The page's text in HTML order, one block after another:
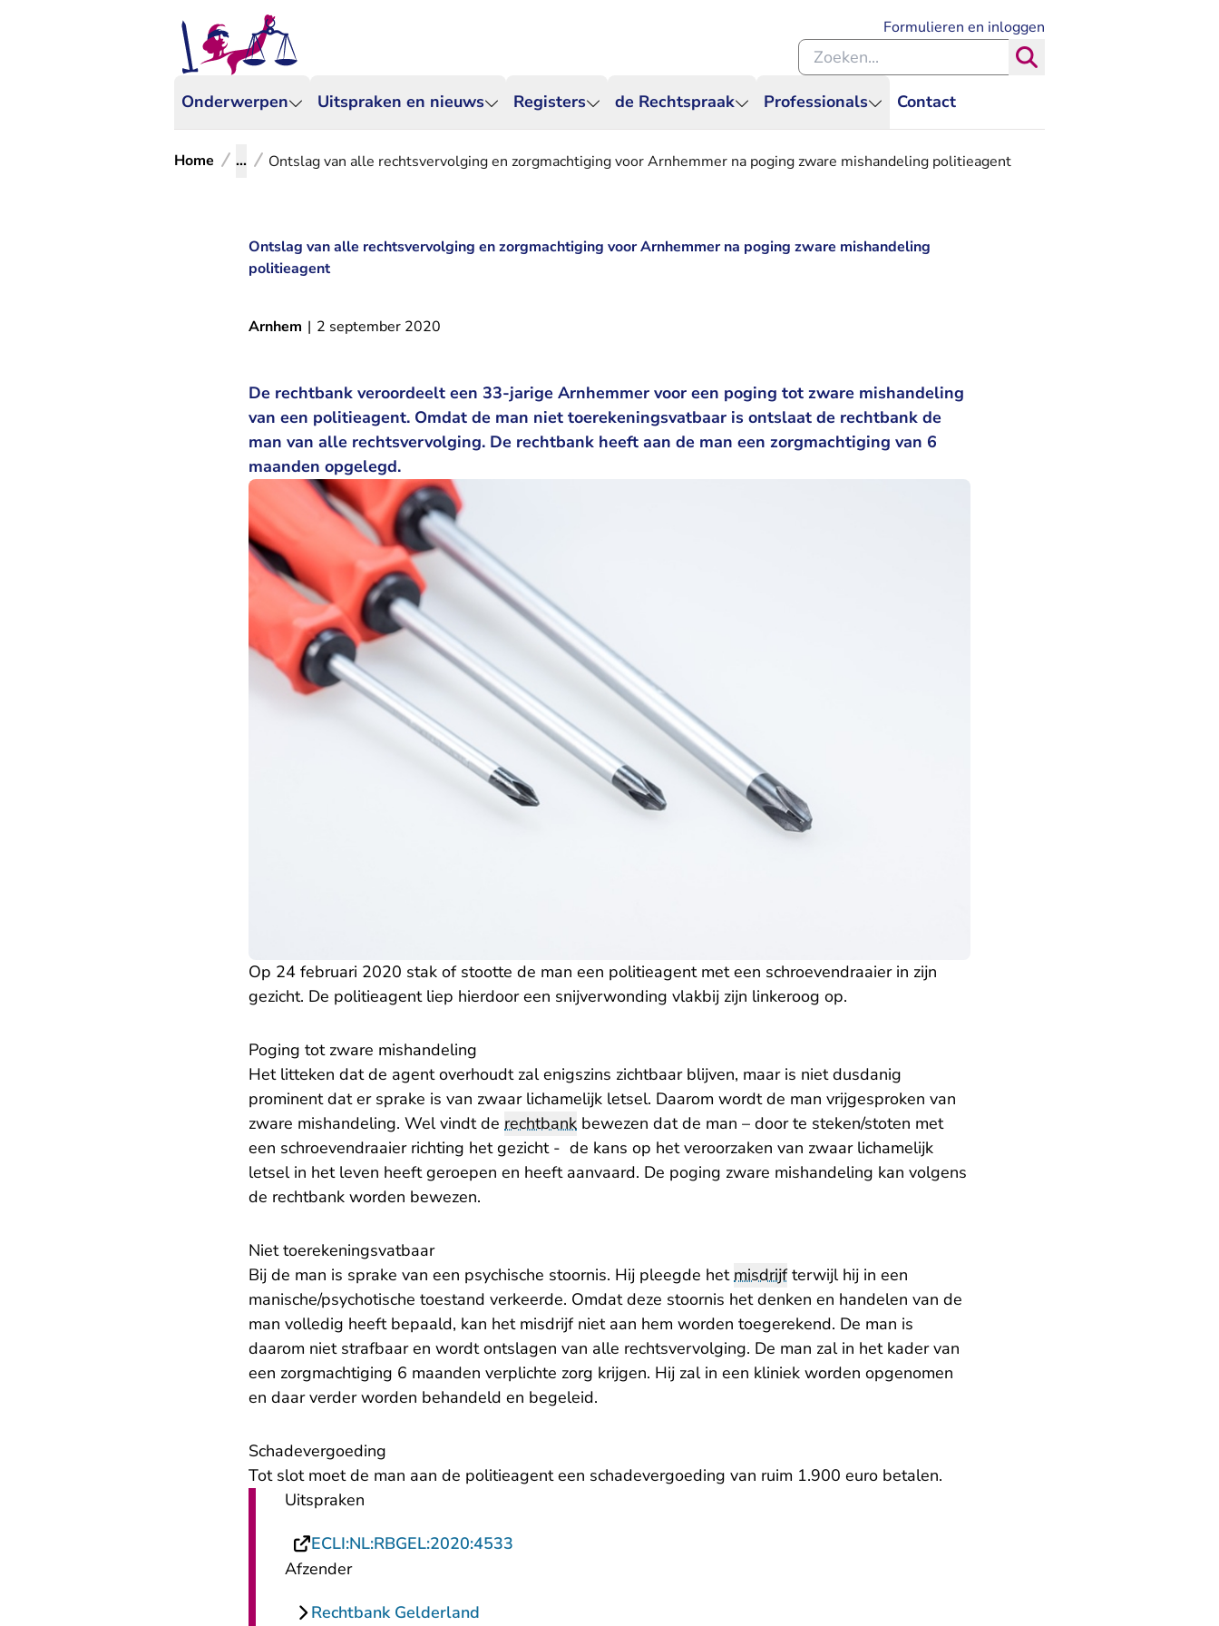
Onderwerpen Uitspraken en nieuws Registers de Rechtspraak Professionals Contact
Formulieren en inloggen
Zoeken binnen de Rechtspraak
Home ... Ontslag van alle rechtsvervolging en zorgmachtiging voor Arnhemmer na poging zware mishandeling politieagent
Ontslag van alle rechtsvervolging en zorgmachtiging voor Arnhemmer na poging zware mishandeling
politieagent
Arnhem | 2 september 2020
De rechtbank veroordeelt een 33-jarige Arnhemmer voor een poging tot zware mishandeling
van een politieagent. Omdat de man niet toerekeningsvatbaar is ontslaat de rechtbank de
man van alle rechtsvervolging. De rechtbank heeft aan de man een zorgmachtiging van 6
maanden opgelegd.
Op 24 februari 2020 stak of stootte de man een politieagent met een schroevendraaier in zijn
gezicht. De politieagent liep hierdoor een snijverwonding vlakbij zijn linkeroog op.
​Poging tot zware mishandeling
Het litteken dat de agent overhoudt zal enigszins zichtbaar blijven, maar is niet dusdanig
prominent dat er sprake is van zwaar lichamelijk letsel. Daarom wordt de man vrijgesproken van
zware mishandeling. Wel vindt de rechtbank bewezen dat de man – door te steken/stoten met
een schroevendraaier richting het gezicht - de kans op het veroorzaken van zwaar lichamelijk
letsel in het leven heeft geroepen en heeft aanvaard. De poging zware mishandeling kan volgens
de rechtbank worden bewezen.
Niet toerekeningsvatbaar
Bij de man is sprake van een psychische stoornis. Hij pleegde hetmisdrijfterwijl hij in een
manische/psychotische toestand verkeerde. Omdat deze stoornis het denken en handelen van de
man volledig heeft bepaald, kan het misdrijf niet aan hem worden toegerekend. De man is
daarom niet strafbaar en wordt ontslagen van alle rechtsvervolging. De man zal in het kader van
een zorgmachtiging 6 maanden verplichte zorg krijgen. Hij zal in een kliniek worden opgenomen
en daar verder worden behandeld en begeleid.
​Schadevergoeding
Tot slot moet de man aan de politieagent een schadevergoeding van ruim 1.900 euro betalen.
Uitspraken
ECLI:NL:RBGEL:2020:4533
Afzender
Rechtbank Gelderland